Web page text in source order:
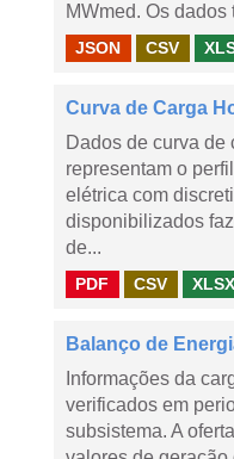
MWmed. Os
JSON CSV
Curva de Carga
Dados de curva de
representam o
elétrica com
disponibilizados
de...
PDF CSV XLSX
Balanço de
Informações da
verificados em
subsistema. A